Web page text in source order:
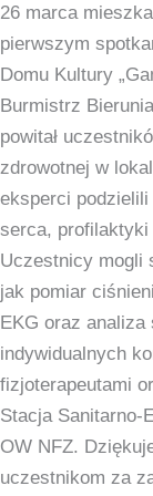
26 marca
pierwszym
Domu Kultury
Burmistrz
powitał
zdrowotnej w
eksperci
serca,
Uczestnicy mogli
jak pomiar
EKG oraz analiza
indywidualnych
fizjoterapeutami
Stacja Sanitarno-
OW NFZ.
uczestnikom za